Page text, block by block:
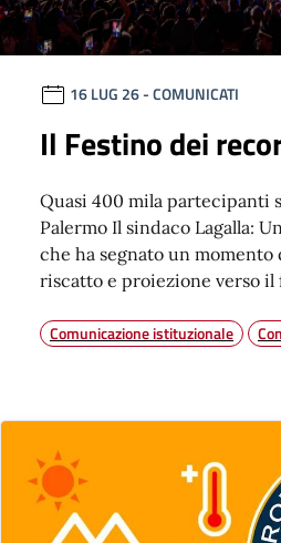
16 LUG 26- COMUNICATI
Il Festino dei
Quasi 400 mila partecipanti
Palermo Il sindaco Lagalla:
che ha segnato un momento
riscatto e proiezione verso
Comunicazione istituzionale